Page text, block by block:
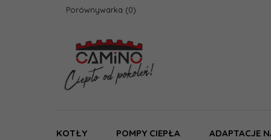
Porównywarka
KOTŁY POMPY CIEPŁA ADAPTACJE